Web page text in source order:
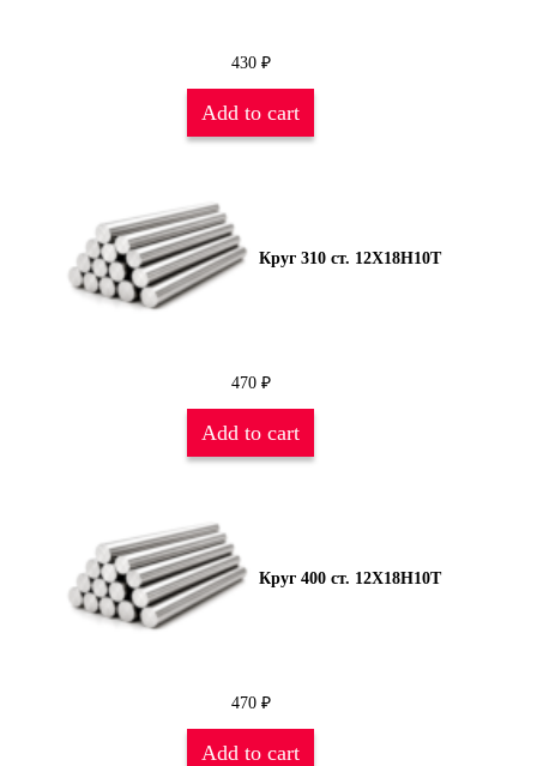
430 ₽
Add to cart
Круг 310 ст. 12Х18Н10Т
470 ₽
Add to cart
Круг 400 ст. 12Х18Н10Т
470 ₽
Add to cart